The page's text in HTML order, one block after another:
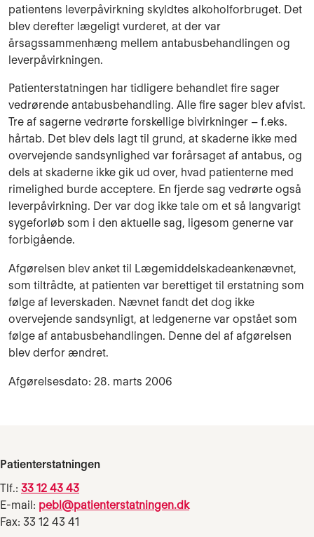
patientens leverpåvirkning skyldtes alkoholforbruget. Det
blev derefter lægeligt vurderet, at der var
årsagssammenhæng mellem antabusbehandlingen og
leverpåvirkningen.
Patienterstatningen har tidligere behandlet fire sager
vedrørende antabusbehandling. Alle fire sager blev afvist.
Tre af sagerne vedrørte forskellige bivirkninger – f.eks.
hårtab. Det blev dels lagt til grund, at skaderne ikke med
overvejende sandsynlighed var forårsaget af antabus, og
dels at skaderne ikke gik ud over, hvad patienterne med
rimelighed burde acceptere. En fjerde sag vedrørte også
leverpåvirkning. Der var dog ikke tale om et så langvarigt
sygeforløb som i den aktuelle sag, ligesom generne var
forbigående.
Afgørelsen blev anket til Lægemiddelskadeankenævnet,
som tiltrådte, at patienten var berettiget til erstatning som
følge af leverskaden. Nævnet fandt det dog ikke
overvejende sandsynligt, at ledgenerne var opstået som
følge af antabusbehandlingen. Denne del af afgørelsen
blev derfor ændret.
Afgørelsesdato: 28. marts 2006
Patienterstatningen
Tlf.: 33 12 43 43
E-mail: pebl@patienterstatningen.dk
Fax: 33 12 43 41